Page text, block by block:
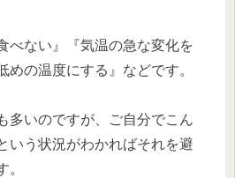
べない』『気温の急な変化を
めの温度にする』などです。
多いのですが、ご自分でこん
いう状況がわかればそれを避
。